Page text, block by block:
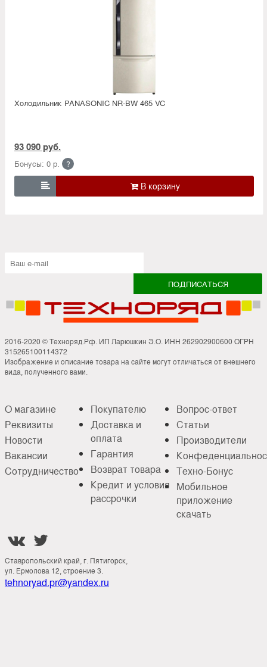
Холодильник PANASONIC NR-BW 465 VC
93 090 руб.
Бонусы: 0 р. ?

2016-2020 © Техноряд.Рф. ИП Ларюшкин Э.О. ИНН 262902900600 ОГРН
315265100114372
Изображение и описание товара на сайте могут отличаться от внешнего
вида, полученного вами.
О магазине
Реквизиты
Новости
Вакансии
Сотрудничество
Покупателю
Доставка и
оплата
Гарантия
Возврат товара
Кредит и условия
рассрочки
Вопрос-ответ
Статьи
Производители
Техно-Бонус
Мобильное
приложение
скачать
 
Ставропольский край, г. Пятигорск,
ул. Ермолова 12, строение 3.
tehnoryad.pr@yandex.ru